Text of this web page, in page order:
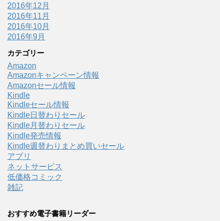
2016年12月
2016年11月
2016年10月
2016年9月
カテゴリー
Amazon
Amazonキャンペーン情報
Amazonセール情報
Kindle
Kindleセール情報
Kindle日替わりセール
Kindle月替わりセール
Kindle発売情報
Kindle週替わりまとめ買いセール
アプリ
ネットサービス
低価格コミック
雑記
おすすめ電子書籍リーダー